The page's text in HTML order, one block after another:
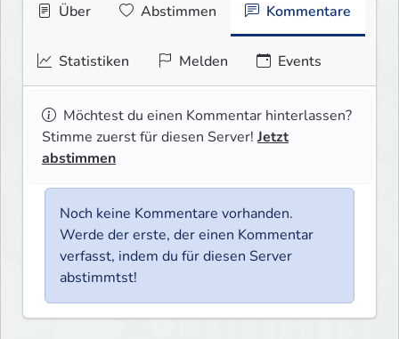
Über Abstimmen Kommentare
Statistiken Melden Events
Möchtest du einen Kommentar hinterlassen?
Stimme zuerst für diesen Server! Jetzt
abstimmen
Noch keine Kommentare vorhanden.
Werde der erste, der einen Kommentar
verfasst, indem du für diesen Server
abstimmtst!